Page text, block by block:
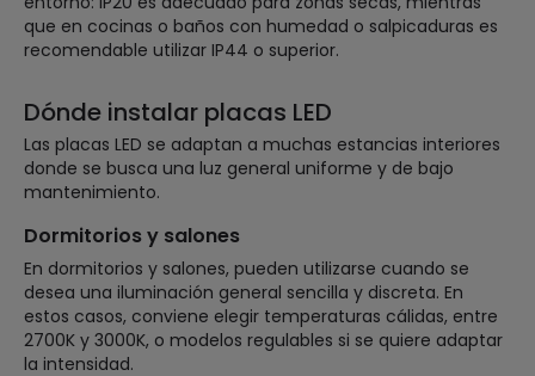
que en cocinas o baños con humedad o salpicaduras es
recomendable utilizar IP44 o superior.
Dónde instalar placas LED
Las placas LED se adaptan a muchas estancias interiores
donde se busca una luz general uniforme y de bajo
mantenimiento.
Dormitorios y salones
En dormitorios y salones, pueden utilizarse cuando se
desea una iluminación general sencilla y discreta. En
estos casos, conviene elegir temperaturas cálidas, entre
2700K y 3000K, o modelos regulables si se quiere adaptar
la intensidad.